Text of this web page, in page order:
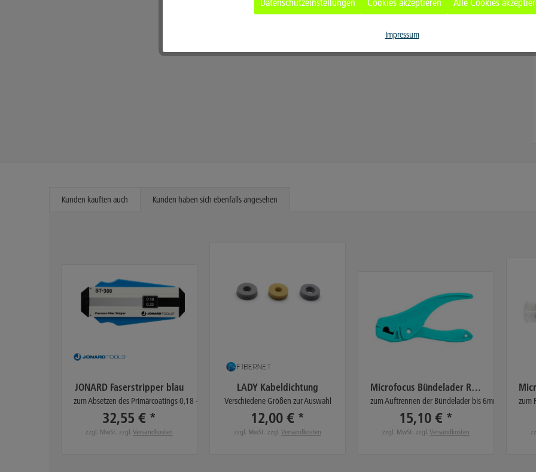
Kunden kauften auch Kunden haben sich ebenfalls angesehen
JONARD Faserstripper blau
zum Absetzen des Primärcoatings 0,18 - 0,33mm (250µm)
32,55 € *
zzgl. MwSt. zzgl. Versandkosten
LADY Kabeldichtung
Verschiedene Größen zur Auswahl
12,00 € *
zzgl. MwSt. zzgl. Versandkosten
Microfocus Bündelader Ringschlitzwerkzeug
zum Auftrennen der Bündelader bis 6mm
15,10 € *
zzgl. MwSt. zzgl. Versandkosten
zum
Service
Datenschutzeinstellungen Cookies akzeptieren Alle Cookies
Impressum